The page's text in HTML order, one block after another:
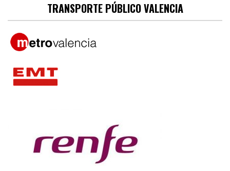
TRANSPORTE PÚBLICO VALENCIA